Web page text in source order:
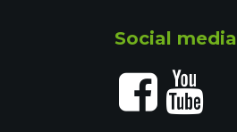
Social media